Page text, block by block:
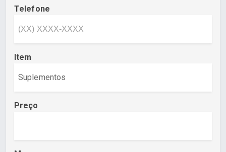
Telefone
Item
Preço